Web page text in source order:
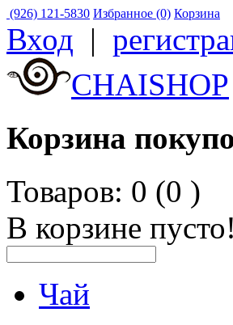
(926) 121-5830 Избранное (0) Корзина
Вход |
CHAISHOP
Корзина
Товаров: 0 (0 )
В корзине пусто!
Чай